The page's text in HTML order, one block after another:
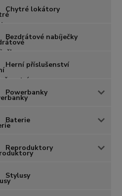
Chytré lokátory
Bezdrátové nabíječky
Herní příslušenství
Powerbanky
Baterie
Reproduktory
Stylusy